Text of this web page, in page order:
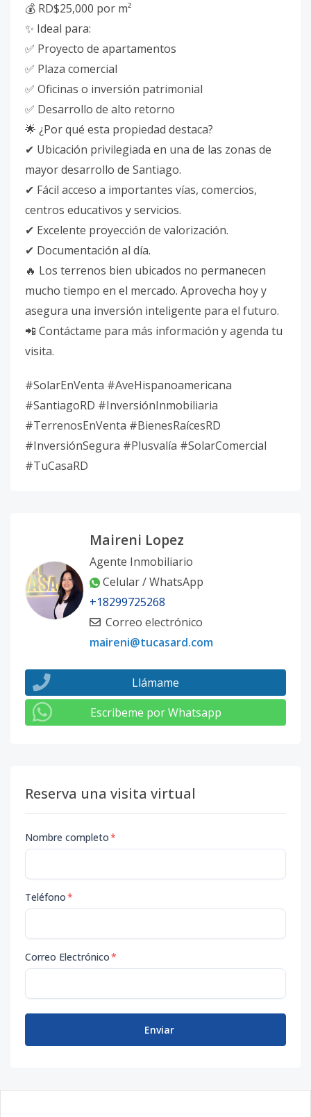
💰 RD$25,000 por m²
✨ Ideal para:
✅ Proyecto de apartamentos
✅ Plaza comercial
✅ Oficinas o inversión patrimonial
✅ Desarrollo de alto retorno
🌟 ¿Por qué esta propiedad destaca?
✔ Ubicación privilegiada en una de las zonas de
mayor desarrollo de Santiago.
✔ Fácil acceso a importantes vías, comercios,
centros educativos y servicios.
✔ Excelente proyección de valorización.
✔ Documentación al día.
🔥 Los terrenos bien ubicados no permanecen
mucho tiempo en el mercado. Aprovecha hoy y
asegura una inversión inteligente para el futuro.
📲 Contáctame para más información y agenda tu
visita.
#SolarEnVenta #AveHispanoamericana
#SantiagoRD #InversiónInmobiliaria
#TerrenosEnVenta #BienesRaícesRD
#InversiónSegura #Plusvalía #SolarComercial
#TuCasaRD
Maireni Lopez
Agente Inmobiliario
Celular / WhatsApp
+18299725268
Correo electrónico
maireni@tucasard.com
Llámame
Escribeme por Whatsapp
Reserva una visita virtual
Nombre completo*
Teléfono*
Correo Electrónico*
Enviar